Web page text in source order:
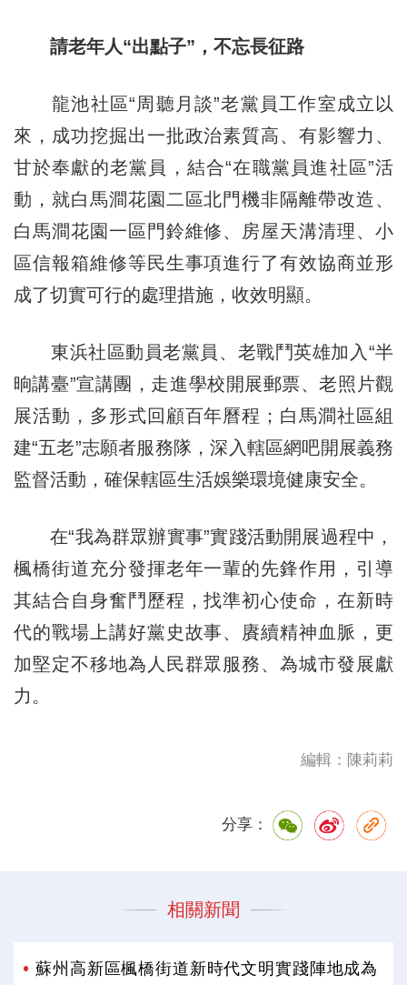
請老年人“出點子”，不忘長征路
龍池社區“周聽月談”老黨員工作室成立以
來，成功挖掘出一批政治素質高、有影響力、
甘於奉獻的老黨員，結合“在職黨員進社區”活
動，就白馬澗花園二區北門機非隔離帶改造、
白馬澗花園一區門鈴維修、房屋天溝清理、小
區信報箱維修等民生事項進行了有效協商並形
成了切實可行的處理措施，收效明顯。
東浜社區動員老黨員、老戰鬥英雄加入“半
晌講臺”宣講團，走進學校開展郵票、老照片觀
展活動，多形式回顧百年曆程；白馬澗社區組
建“五老”志願者服務隊，深入轄區網吧開展義務
監督活動，確保轄區生活娛樂環境健康安全。
在“我為群眾辦實事”實踐活動開展過程中，
楓橋街道充分發揮老年一輩的先鋒作用，引導
其結合自身奮鬥歷程，找準初心使命，在新時
代的戰場上講好黨史故事、賡續精神血脈，更
加堅定不移地為人民群眾服務、為城市發展獻
力。
編輯：陳莉莉
分享：
相關新聞
蘇州高新區楓橋街道新時代文明實踐陣地成為